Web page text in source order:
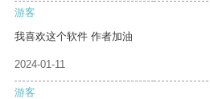
游客
我喜欢这个软件 作者加油
2024-01-11
游客